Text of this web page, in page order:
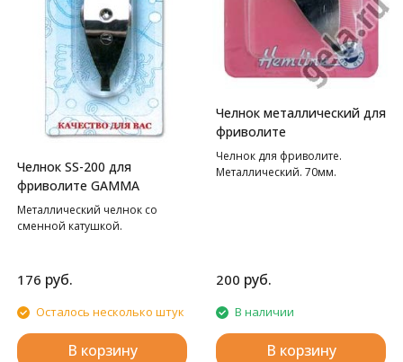
Челнок SS-200 для
фриволите GAMMA
Металлический челнок со
сменной катушкой.
176 руб.
Осталось несколько штук
В корзину
Челнок металлический для
фриволите
Челнок для фриволите.
Металлический. 70мм.
200 руб.
В наличии
В корзину